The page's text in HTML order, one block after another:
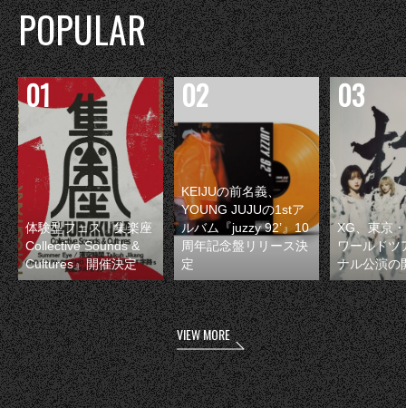
POPULAR
体験型フェス『集楽座
Collective Sounds &
Cultures』開催決定
KEIJUの前名義、
YOUNG JUJUの1stア
ルバム『juzzy 92’』10
周年記念盤リリース決
定
XG、東京
ワールドツ
ナル公演の
VIEW MORE